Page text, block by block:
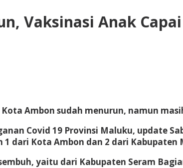
Vaksinasi Anak Capai
Ambon sudah menurun, namun
Covid 19 Provinsi Maluku, update
dari Kota Ambon dan 2 dari Kabupaten
yaitu dari Kabupaten Seram